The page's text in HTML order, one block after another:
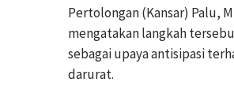
Pertolongan (Kansar) Palu,
mengatakan langkah
sebagai upaya antisipasi
darurat.